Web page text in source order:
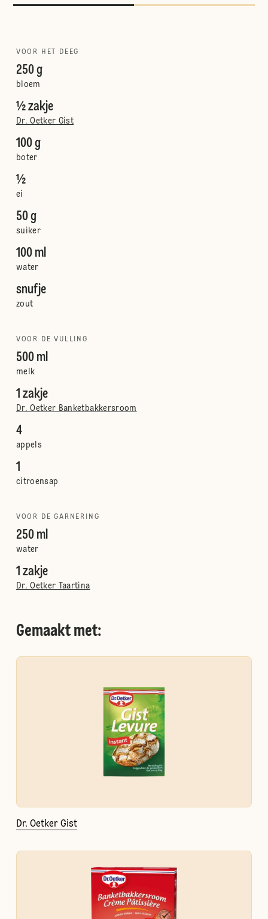
VOOR HET DEEG
250 g
bloem
½ zakje
Dr. Oetker Gist
100 g
boter
½
ei
50 g
suiker
100 ml
water
snufje
zout
VOOR DE VULLING
500 ml
melk
1 zakje
Dr. Oetker Banketbakkersroom
4
appels
1
citroensap
VOOR DE GARNERING
250 ml
water
1 zakje
Dr. Oetker Taartina
Gemaakt met:
Dr. Oetker Gist